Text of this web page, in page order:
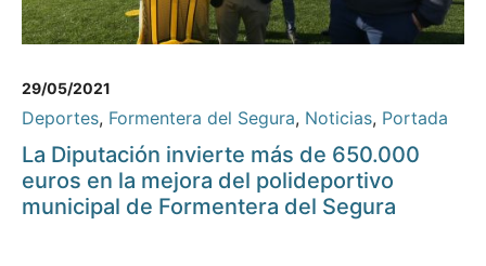
29/05/2021
Deportes, Formentera del Segura, Noticias, Portada
La Diputación invierte más de 650.000
euros en la mejora del polideportivo
municipal de Formentera del Segura